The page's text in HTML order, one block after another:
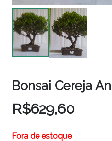
Bonsai Cereja
R$629,60
Fora de estoque